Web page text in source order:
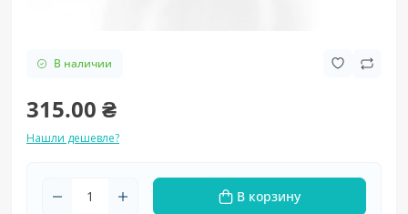
В наличии
315.00 ₴
Нашли дешевле?
В корзину